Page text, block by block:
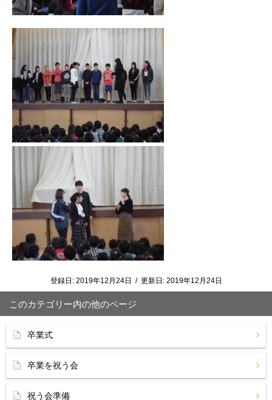
登録日: 2019年12月24日 / 更新日: 2019年12月24日
このカテゴリー内の他のページ
卒業式
卒業を祝う会
祝う会準備